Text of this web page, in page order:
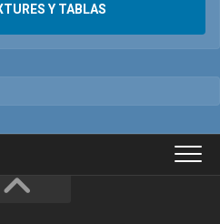
Y TABLAS